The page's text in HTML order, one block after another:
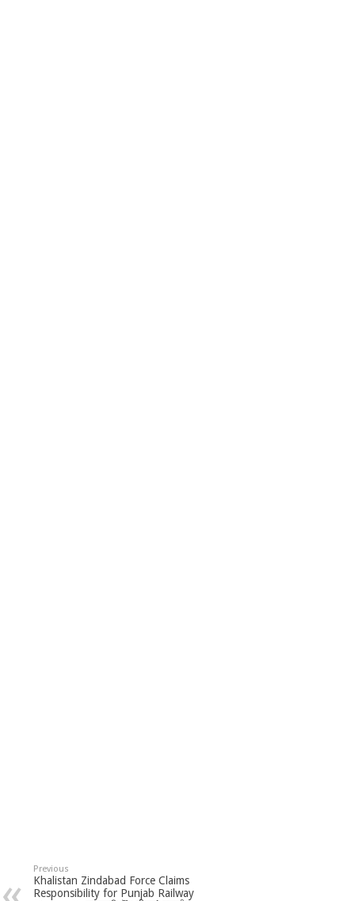
Previous
Khalistan Zindabad Force Claims
Responsibility for Punjab Railway